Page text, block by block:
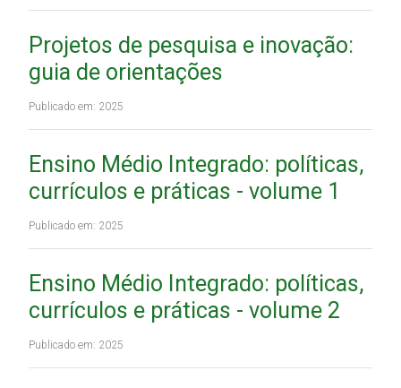
Projetos de pesquisa e inovação:
guia de orientações
Publicado em: 2025
Ensino Médio Integrado: políticas,
currículos e práticas - volume 1
Publicado em: 2025
Ensino Médio Integrado: políticas,
currículos e práticas - volume 2
Publicado em: 2025